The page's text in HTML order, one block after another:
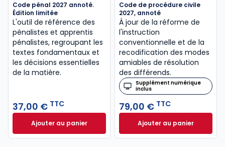
Code pénal 2027 annoté.
Édition limitée
L'outil de référence des
pénalistes et apprentis
pénalistes, regroupant les
textes fondamentaux et
les décisions essentielles
de la matière.
37,00 € TTC
Ajouter au panierCode pénal 2027 annoté. Édition limitée à 37,00 €
Code de procédure civile
2027, annoté
À jour de la réforme de
l'instruction
conventionnelle et de la
recodification des modes
amiables de résolution
des différends.
Supplément numérique
inclus
79,00 € TTC
Ajouter au panier
Code de